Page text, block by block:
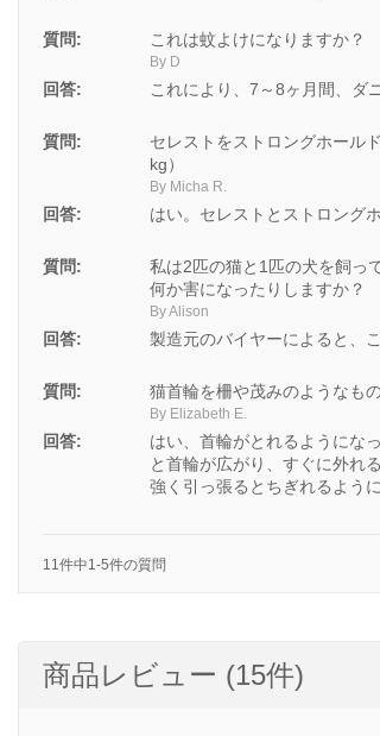
質問: これは蚊よけになりますか？
By D
回答: これにより、7～8ヶ月間、ダ
質問:
セレストをストロングホール
kg）
By Micha R.
回答: はい。セレストとストロング
質問:
私は2匹の猫と1匹の犬を飼っ
何か害になったりしますか？
By Alison
回答: 製造元のバイヤーによると、
質問: 猫首輪を柵や茂みのようなも
By Elizabeth E.
回答:
はい、首輪がとれるようにな
と首輪が広がり、すぐに外れ
強く引っ張るとちぎれるよう
11件中1-5件の質問
商品レビュー (15件)